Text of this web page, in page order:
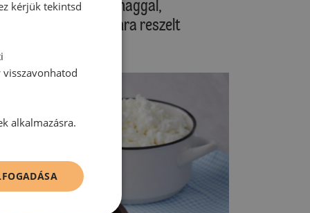
köménymaggal,
vagy egyéb finomra reszelt
kérjük tekintsd
alkalmazásra.